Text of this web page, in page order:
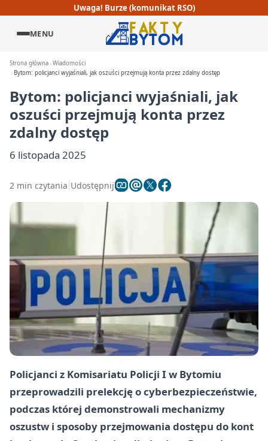
Uwaga! Burze (komunikat RSO)
MENU
Strona główna Wiadomości
Bytom: policjanci wyjaśniali, jak oszuści przejmują konta przez zdalny dostęp
Bytom: policjanci wyjaśniali, jak
oszuści przejmują konta przez
zdalny dostęp
6 listopada 2025
2 min czytania Udostępnij
Policjanci z Komisariatu Policji I w Bytomiu
przeprowadzili prelekcję o cyberbezpieczeństwie,
podczas której demonstrowali mechanizmy
oszustw i sposoby przejmowania dostępu do kont